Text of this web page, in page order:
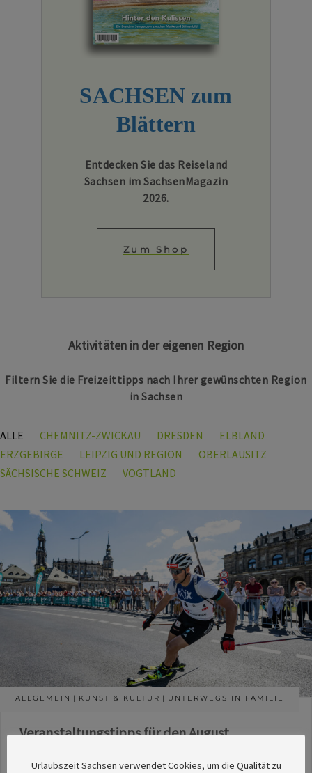
SACHSEN zum
Blättern
Entdecken Sie das Reiseland
Sachsen im SachsenMagazin
2026.
Zum Shop
Aktivitäten in der eigenen Region
Filtern Sie die Freizeittipps nach Ihrer gewünschten Region
in Sachsen
ALLE CHEMNITZ-ZWICKAU DRESDEN
ELBLAND
ERZGEBIRGE
LEIPZIG UND REGION
OBERLAUSITZ
SÄCHSISCHE SCHWEIZ
VOGTLAND
ALLGEMEIN KUNST & KULTUR UNTERWEGS IN FAMILIE
Veranstaltungstipps für den August
Urlaubszeit Sachsen verwendet Cookies, um die Qualität zu